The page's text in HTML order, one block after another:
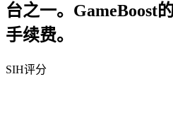
台之一。GameBoost
手续费。
SIH评分